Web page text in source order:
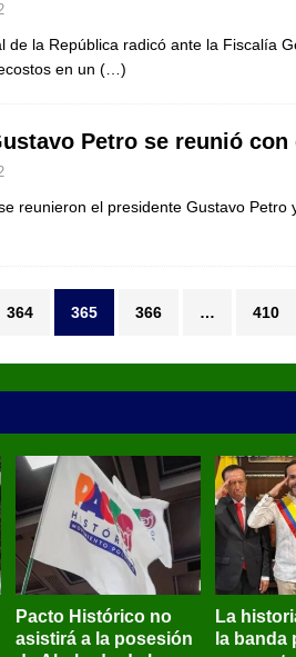
de la República radicó ante la Fiscalía
en un (…)
Petro se reunió
reunieron el presidente Gustavo Petro
364 365 366 … 410
Pacto Histórico no
asistirá a la posesión
La
la banda